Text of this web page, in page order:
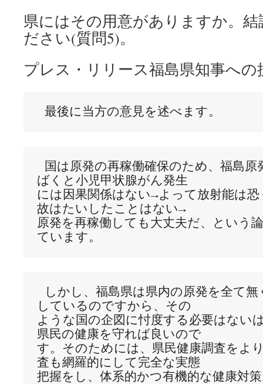
県にはその用意がありますか。
ださい(質問5)。
プレス・リリース福島県知事への
ばくと小児甲状腺がん発生
には因果関係はない→よって放射能は
故はたいしたことはない→
原発を再稼働しても大丈夫だ、という
しているのですから、その
ような国の企図に忖度する必要はない
県民の健康を守れば良いので
す。そのためには、県民健康調査をよ
査も網羅的にして完全な実態
把握をし、体系的かつ有機的な健康対